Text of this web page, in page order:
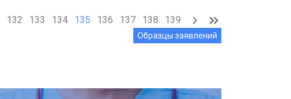
132 133 134 135 136 137 138 139
Образцы заявлений